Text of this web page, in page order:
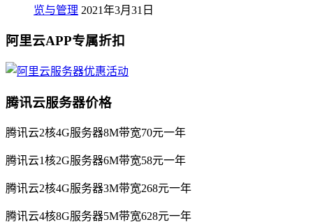
览与管理 2021年3月31日
阿里云APP专属折扣
腾讯云服务器价格
腾讯云2核4G服务器8M带宽70元一年
腾讯云1核2G服务器6M带宽58元一年
腾讯云2核4G服务器3M带宽268元一年
腾讯云4核8G服务器5M带宽628元一年